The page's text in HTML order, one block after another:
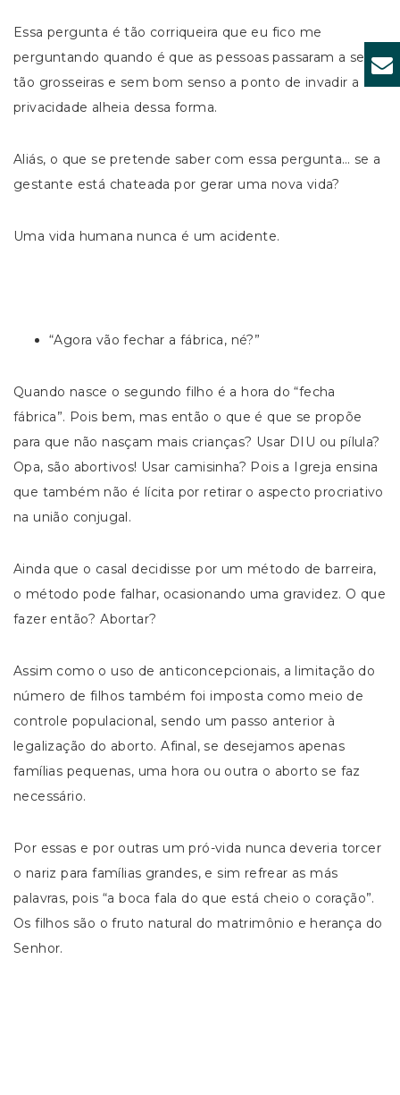
Essa pergunta é tão corriqueira que eu fico me
perguntando quando é que as pessoas passaram a ser
tão grosseiras e sem bom senso a ponto de invadir a
privacidade alheia dessa forma.
Aliás, o que se pretende saber com essa pergunta… se a
gestante está chateada por gerar uma nova vida?
Uma vida humana nunca é um acidente.
“Agora vão fechar a fábrica, né?”
Quando nasce o segundo filho é a hora do “fecha
fábrica”. Pois bem, mas então o que é que se propõe
para que não nasçam mais crianças? Usar DIU ou pílula?
Opa, são abortivos! Usar camisinha? Pois a Igreja ensina
que também não é lícita por retirar o aspecto procriativo
na união conjugal.
Ainda que o casal decidisse por um método de barreira,
o método pode falhar, ocasionando uma gravidez. O que
fazer então? Abortar?
Assim como o uso de anticoncepcionais, a limitação do
número de filhos também foi imposta como meio de
controle populacional, sendo um passo anterior à
legalização do aborto. Afinal, se desejamos apenas
famílias pequenas, uma hora ou outra o aborto se faz
necessário.
Por essas e por outras um pró-vida nunca deveria torcer
o nariz para famílias grandes, e sim refrear as más
palavras, pois “a boca fala do que está cheio o coração”.
Os filhos são o fruto natural do matrimônio e herança do
Senhor.